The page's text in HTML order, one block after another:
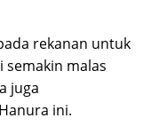
rekanan untuk
semakin malas
juga
ini.